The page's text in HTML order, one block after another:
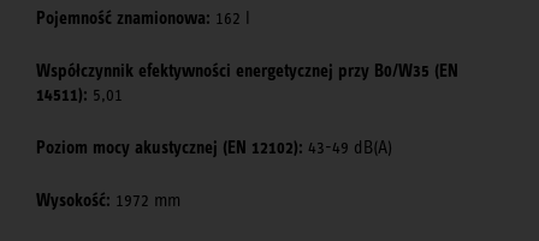
Pojemność znamionowa: 162 l
Współczynnik efektywności energetycznej przy B0/W35 (EN
14511): 5,01
Poziom mocy akustycznej (EN 12102): 43-49 dB(A)
Wysokość: 1972 mm